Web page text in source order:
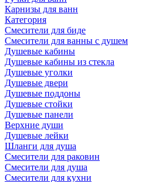
Карнизы для ванн
Категория
Смесители для биде
Смесители для ванны с душем
Душевые кабины
Душевые кабины из стекла
Душевые уголки
Душевые двери
Душевые поддоны
Душевые стойки
Душевые панели
Верхние души
Душевые лейки
Шланги для душа
Смесители для раковин
Смесители для душа
Смесители для кухни